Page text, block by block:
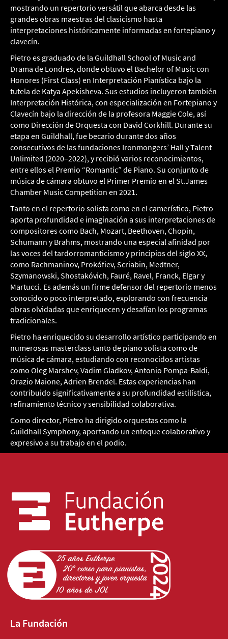
mostrando un repertorio versátil que abarca desde las
grandes obras maestras del clasicismo hasta
interpretaciones históricamente informadas en fortepiano y
clavecín.
Pietro es graduado de la Guildhall School of Music and
Drama de Londres, donde obtuvo el Bachelor of Music con
Honores (First Class) en Interpretación Pianística bajo la
tutela de Katya Apekisheva. Sus estudios incluyeron también
Interpretación Histórica, con especialización en Fortepiano y
Clavecín bajo la dirección de la profesora Maggie Cole, así
como Dirección de Orquesta con David Corkhill. Durante su
etapa en Guildhall, fue becario durante dos años
consecutivos de las fundaciones Ironmongers’ Hall y Talent
Unlimited (2020–2022), y recibió varios reconocimientos,
entre ellos el Premio “Romantic” de Piano. Su conjunto de
música de cámara obtuvo el Primer Premio en el St.James
Chamber Music Competition en 2021.
Tanto en el repertorio solista como en el camerístico, Pietro
aporta profundidad e imaginación a sus interpretaciones de
compositores como Bach, Mozart, Beethoven, Chopin,
Schumann y Brahms, mostrando una especial afinidad por
las voces del tardorromanticismo y principios del siglo XX,
como Rachmaninov, Prokófiev, Scriabin, Medtner,
Szymanowski, Shostakóvich, Fauré, Ravel, Franck, Elgar y
Martucci. Es además un firme defensor del repertorio menos
conocido o poco interpretado, explorando con frecuencia
obras olvidadas que enriquecen y desafían los programas
tradicionales.
Pietro ha enriquecido su desarrollo artístico participando en
numerosas masterclass tanto de piano solista como de
música de cámara, estudiando con reconocidos artistas
como Oleg Marshev, Vadim Gladkov, Antonio Pompa-Baldi,
Orazio Maione, Adrien Brendel. Estas experiencias han
contribuido significativamente a su profundidad estilística,
refinamiento técnico y sensibilidad colaborativa.
Como director, Pietro ha dirigido orquestas como la
Guildhall Symphony, aportando un enfoque colaborativo y
expresivo a su trabajo en el podio.
La Fundación